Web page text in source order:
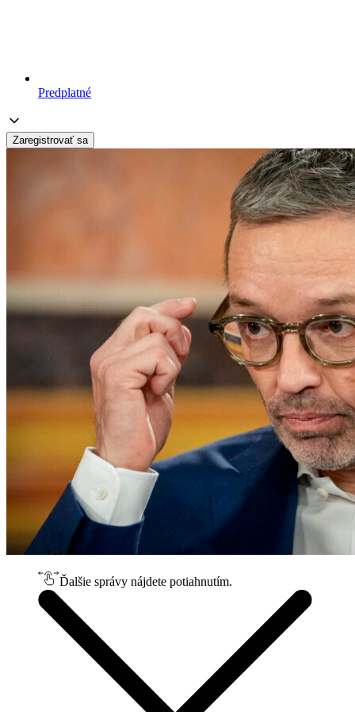
Predplatné
Zaregistrovať sa
Ďalšie správy nájdete potiahnutím.